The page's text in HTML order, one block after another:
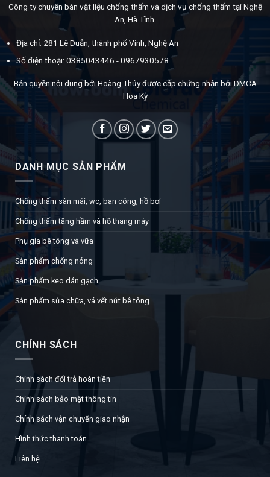
Công ty chuyên bán vật liệu chống thấm và dịch vụ chống thấm tại Nghệ
An, Hà Tĩnh.
Địa chỉ: 281 Lê Duẫn, thành phố Vinh, Nghệ An
Số điện thoại: 0385043446 - 0967930578
Bản quyền nội dung bởi Hoàng Thủy được cấp chứng nhận bởi DMCA
Hoa Kỳ
DANH MỤC SẢN PHẨM
Chống thấm sàn mái, wc, ban công, hồ bơi
Chống thấm tầng hầm và hồ thang máy
Phụ gia bê tông và vữa
Sản phẩm chống nóng
Sản phẩm keo dán gạch
Sản phẩm sửa chữa, vá vết nứt bê tông
CHÍNH SÁCH
Chính sách đổi trả hoàn tiền
Chính sách bảo mật thông tin
Chính sách vận chuyển giao nhận
Hình thức thanh toán
Liên hệ